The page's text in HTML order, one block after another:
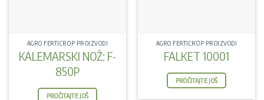
AGRO FERTICROP PROIZVODI
KALEMARSKI NOŽ: F-
850P
PROČITAJTE JOŠ
AGRO FERTICROP PROIZVODI
FALKET 10001
PROČITAJTE JOŠ